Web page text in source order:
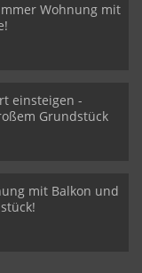
Wohnung mit
einsteigen -
Grundstück
mit Balkon und